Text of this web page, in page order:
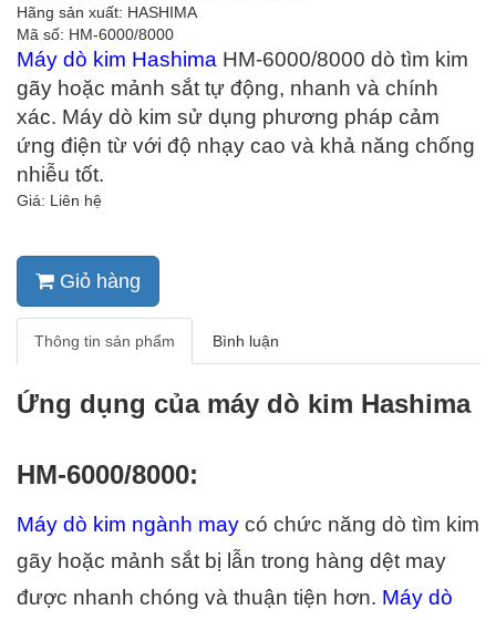
Hãng sản xuất: HASHIMA
Mã số: HM-6000/8000
Máy dò kim Hashima HM-6000/8000 dò tìm kim
gãy hoặc mảnh sắt tự động, nhanh và chính
xác. Máy dò kim sử dụng phương pháp cảm
ứng điện từ với độ nhạy cao và khả năng chống
nhiễu tốt.
Giá: Liên hệ
Giỏ hàng
Thông tin sản phẩm Bình luận
Ứng dụng của máy dò kim Hashima
HM-6000/8000:
Máy dò kim ngành may có chức năng dò tìm kim
gãy hoặc mảnh sắt bị lẫn trong hàng dệt may
được nhanh chóng và thuận tiện hơn. Máy dò